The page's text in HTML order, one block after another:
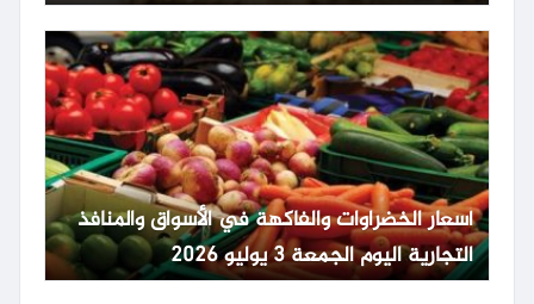
أسعار الخضراوات والفاكهة في الأسواق والمنافذ
التجارية اليوم الجمعة 3 يوليو 2026